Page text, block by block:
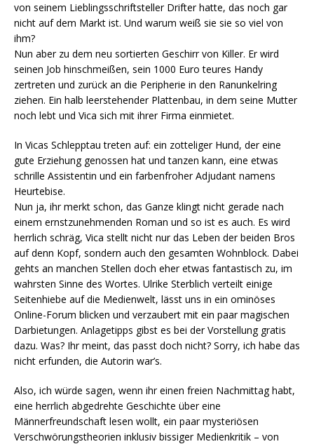
von seinem Lieblingsschriftsteller Drifter hatte, das noch gar
nicht auf dem Markt ist. Und warum weiß sie sie so viel von
ihm?
Nun aber zu dem neu sortierten Geschirr von Killer. Er wird
seinen Job hinschmeißen, sein 1000 Euro teures Handy
zertreten und zurück an die Peripherie in den Ranunkelring
ziehen. Ein halb leerstehender Plattenbau, in dem seine Mutter
noch lebt und Vica sich mit ihrer Firma einmietet.
In Vicas Schlepptau treten auf: ein zotteliger Hund, der eine
gute Erziehung genossen hat und tanzen kann, eine etwas
schrille Assistentin und ein farbenfroher Adjudant namens
Heurtebise.
Nun ja, ihr merkt schon, das Ganze klingt nicht gerade nach
einem ernstzunehmenden Roman und so ist es auch. Es wird
herrlich schräg, Vica stellt nicht nur das Leben der beiden Bros
auf denn Kopf, sondern auch den gesamten Wohnblock. Dabei
gehts an manchen Stellen doch eher etwas fantastisch zu, im
wahrsten Sinne des Wortes. Ulrike Sterblich verteilt einige
Seitenhiebe auf die Medienwelt, lässt uns in ein ominöses
Online-Forum blicken und verzaubert mit ein paar magischen
Darbietungen. Anlagetipps gibst es bei der Vorstellung gratis
dazu. Was? Ihr meint, das passt doch nicht? Sorry, ich habe das
nicht erfunden, die Autorin war’s.
Also, ich würde sagen, wenn ihr einen freien Nachmittag habt,
eine herrlich abgedrehte Geschichte über eine
Männerfreundschaft lesen wollt, ein paar mysteriösen
Verschwörungstheorien inklusiv bissiger Medienkritik – von